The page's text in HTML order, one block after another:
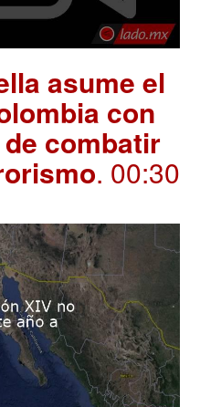
asume el
con
combatir
. 00:30